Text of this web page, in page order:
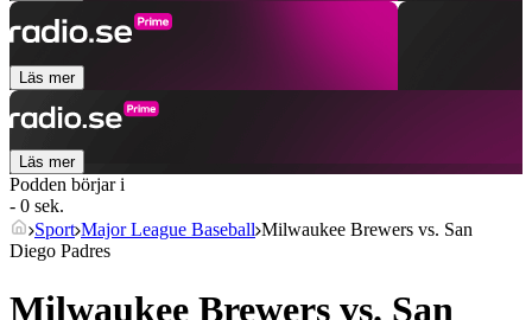
Läs mer
Läs mer
Podden börjar i
- 0 sek.
Sport Major League Baseball Milwaukee Brewers vs. San
Diego Padres
Milwaukee Brewers vs. San